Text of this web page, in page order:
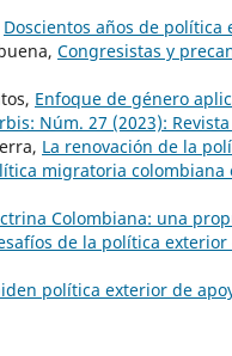
Doscientos años de política
Congresistas y
Enfoque de género
Núm. 27 (2023):
La renovación de la
migratoria colombiana
Colombiana: una
de la política
política exterior de